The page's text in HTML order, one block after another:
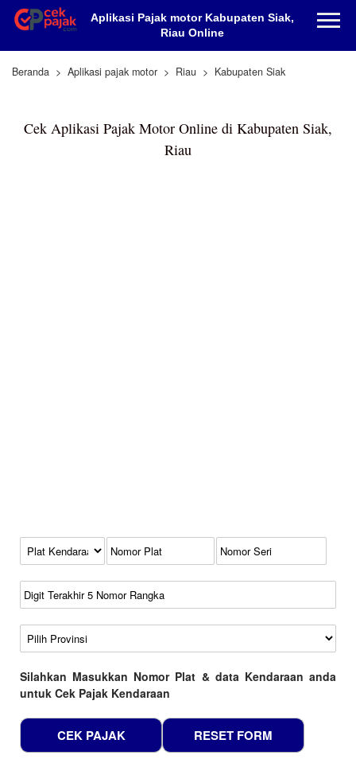
Aplikasi Pajak motor Kabupaten Siak,
Riau Online
Beranda Aplikasi pajak motor Riau Kabupaten Siak
Cek Aplikasi Pajak Motor Online di Kabupaten Siak,
Riau
Kode Plat Kendaraan
No Plat
No Seri
No Rangka
Wilayah
Silahkan Masukkan Nomor Plat & data Kendaraan anda
untuk Cek Pajak Kendaraan